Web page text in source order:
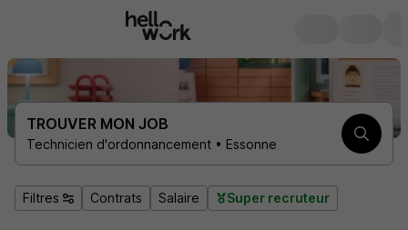
TROUVER MON JOB
Technicien d'ordonnancement • Essonne
Filtres Contrats Salaire Super recruteur